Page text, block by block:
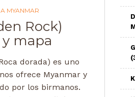
MYANMAR
Rock)
mapa
dorada) es uno
ofrece Myanmar y
por los birmanos.